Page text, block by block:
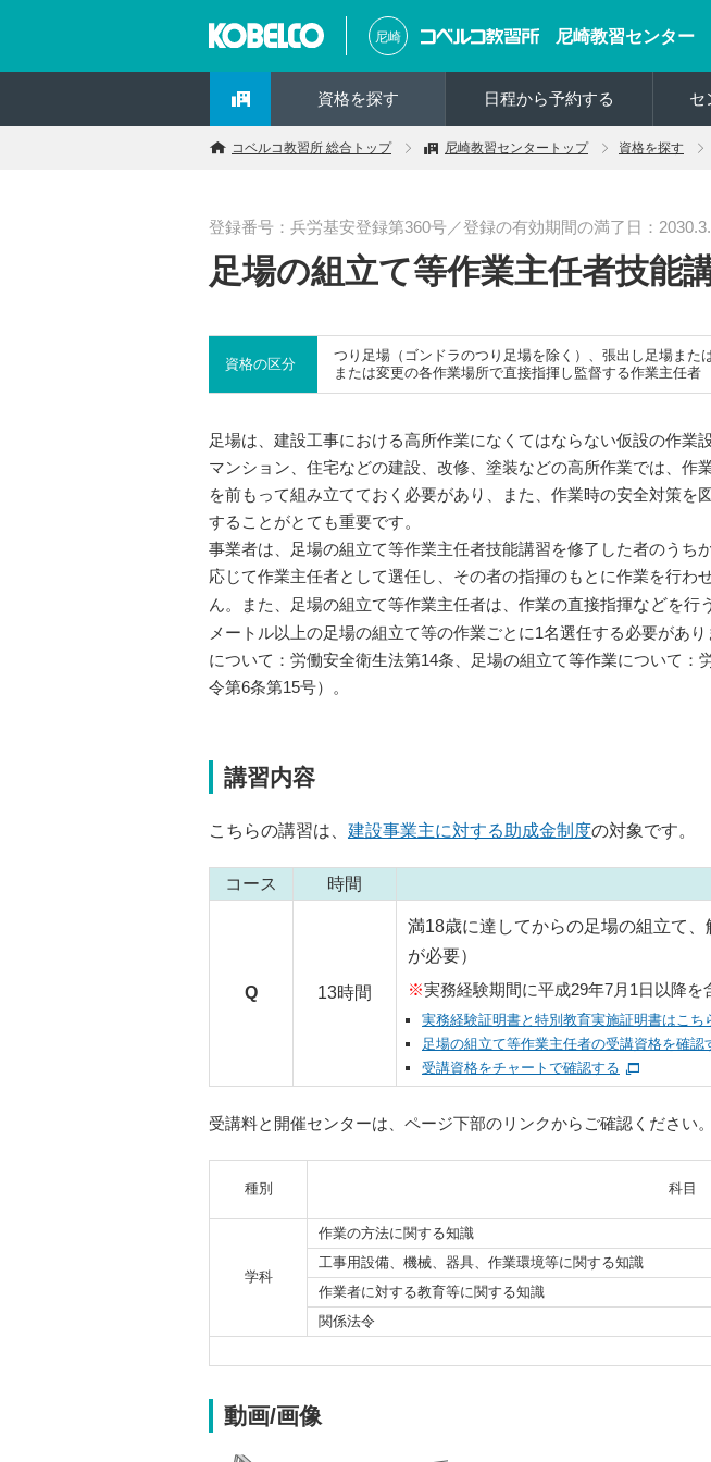
尼崎 尼崎教習センター
資格を探す 日程から予約する セ
コベルコ教習所 総合トップ 尼崎教習センタートップ 資格を探す
登録番号：兵労基安登録第360号／登録の有効期間の満了日：
足場の組立て等作業主任者技能
資格の区分
つり足場（ゴンドラのつり足場を除く）、張出し足場また
または変更の各作業場所で直接指揮し監督する作業主任者
足場は、建設工事における高所作業になくてはならない仮設の作業設
マンション、住宅などの建設、改修、塗装などの高所作業では、作
を前もって組み立てておく必要があり、また、作業時の安全対策を
することがとても重要です。
事業者は、足場の組立て等作業主任者技能講習を修了した者のうち
応じて作業主任者として選任し、その者の指揮のもとに作業を行わ
ん。また、足場の組立て等作業主任者は、作業の直接指揮などを行
メートル以上の足場の組立て等の作業ごとに1名選任する必要があ
について：労働安全衛生法第14条、足場の組立て等作業について：
令第6条第15号）。
講習内容
こちらの講習は、 建設事業主に対する助成金制度の対象です。
コース 時間
Q 13時間
満18歳に達してからの足場の組立て
が必要）
※実務経験期間に平成29年7月1日以降を
実務経験証明書と特別教育実施証明書はこち
足場の組立て等作業主任者の受講資格を確認
受講資格をチャートで確認する
受講料と開催センターは、ページ下部のリンクからご確認ください。
種別 科目
学科
作業の方法に関する知識
工事用設備、機械、器具、作業環境等に関する知識
作業者に対する教育等に関する知識
関係法令
動画/画像